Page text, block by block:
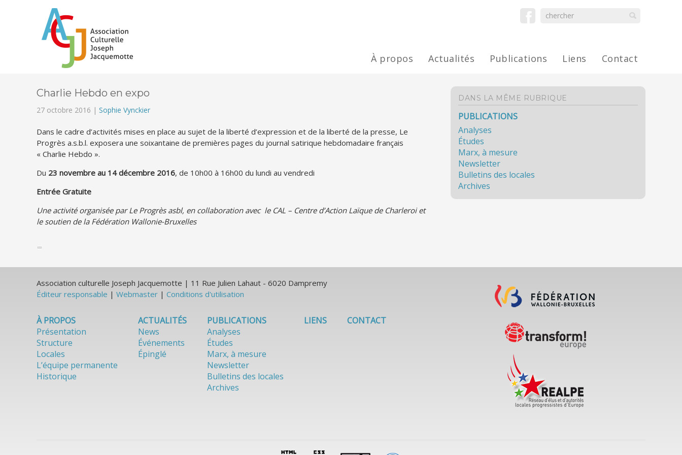
À propos Actualités Publications Liens Contact
Charlie Hebdo en expo
27 octobre 2016 | Sophie Vynckier
Dans le cadre d’activités mises en place au sujet de la liberté d’expression et de la liberté de la presse, Le
Progrès a.s.b.l. exposera une soixantaine de premières pages du journal satirique hebdomadaire français
« Charlie Hebdo ».
Du 23 novembre au 14 décembre 2016, de 10h00 à 16h00 du lundi au vendredi
Entrée Gratuite
Une activité organisée par Le Progrès asbl, en collaboration avec le CAL – Centre d’Action Laïque de Charleroi et
le soutien de la Fédération Wallonie-Bruxelles
DANS LA MÊME RUBRIQUE
PUBLICATIONS
Analyses
Études
Marx, à mesure
Newsletter
Bulletins des locales
Archives
Association culturelle Joseph Jacquemotte | 11 Rue Julien Lahaut - 6020 Dampremy
Éditeur responsable | Webmaster | Conditions d'utilisation
À PROPOS
Présentation
Structure
Locales
L’équipe permanente
Historique
ACTUALITÉS
News
Événements
Épinglé
PUBLICATIONS
Analyses
Études
Marx, à mesure
Newsletter
Bulletins des locales
Archives
LIENS CONTACT